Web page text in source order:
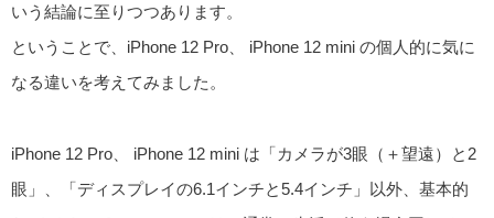
いう結論に至りつつあります。
ということで、iPhone 12 Pro、 iPhone 12 mini の個人的に気に
なる違いを考えてみました。
iPhone 12 Pro、 iPhone 12 mini は「カメラが3眼（＋望遠）と2
眼」、「ディスプレイの6.1インチと5.4インチ」以外、基本的